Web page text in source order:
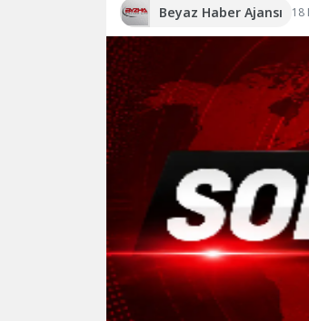
Beyaz Haber Ajansı 18